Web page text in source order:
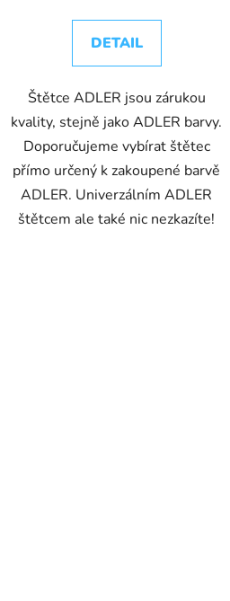
DETAIL
Štětce ADLER jsou zárukou
kvality, stejně jako ADLER barvy.
Doporučujeme vybírat štětec
přímo určený k zakoupené barvě
ADLER. Univerzálním ADLER
štětcem ale také nic nezkazíte!